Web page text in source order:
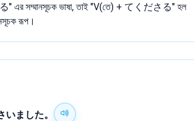
" এর সম্মানসূচক ভাষা, তাই "V(তে) + てくださる" হল
রূপ।
いました。